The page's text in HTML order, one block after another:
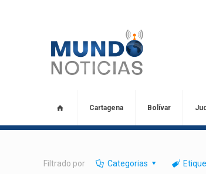
Cartagena Bolívar
Filtrado por Categorias